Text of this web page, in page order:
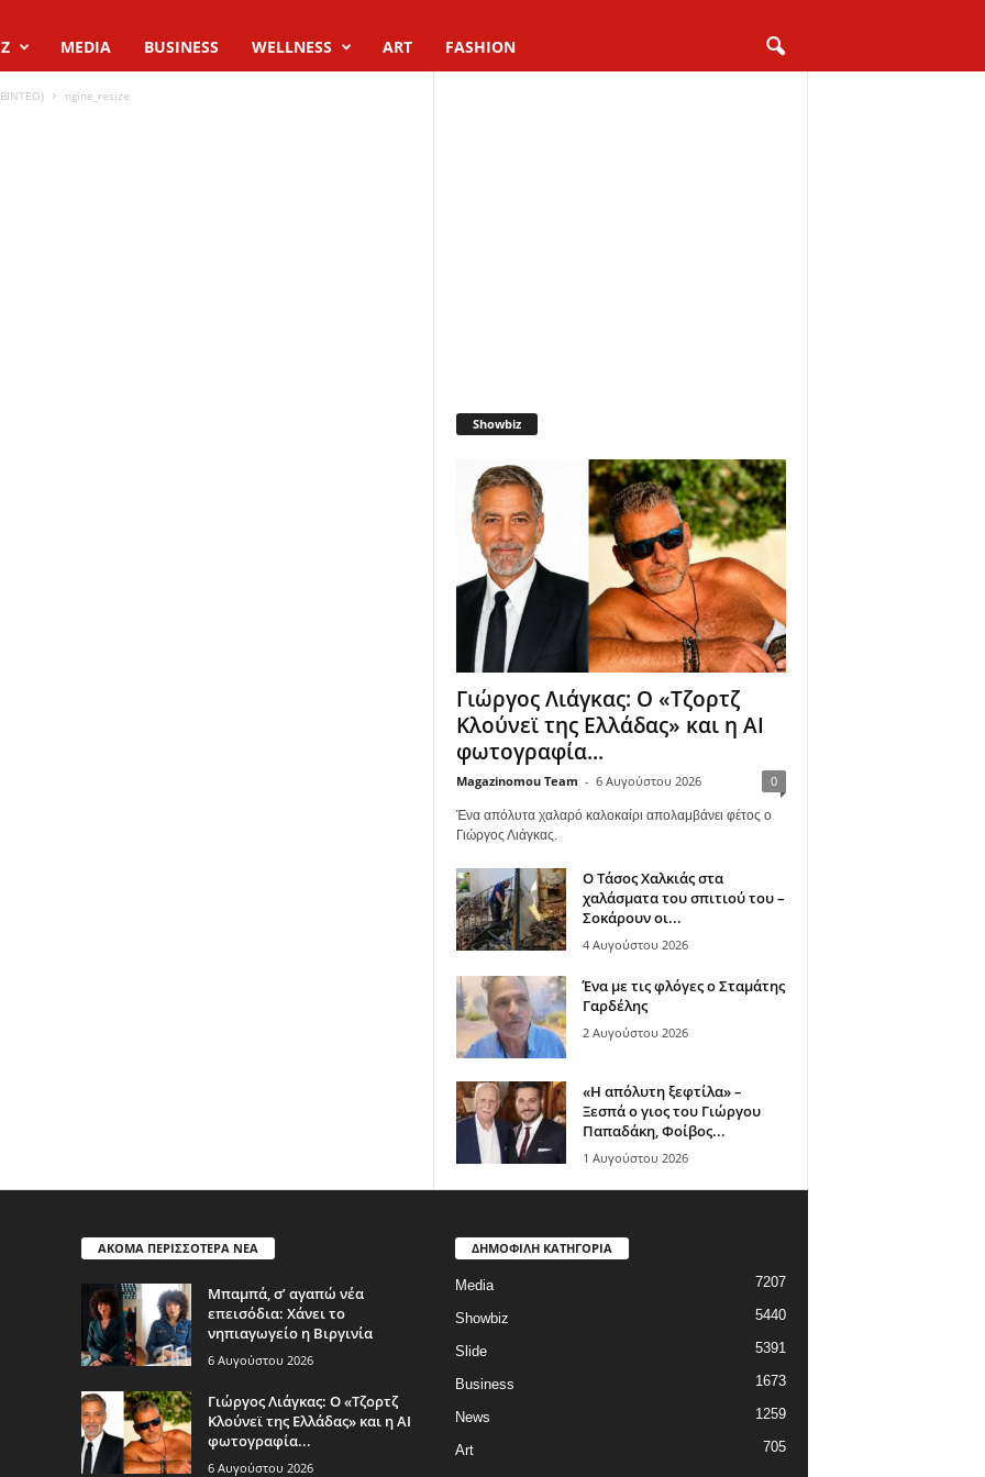
MEDIA BUSINESS WELLNESS ART FASHION
ngine_resize
Showbiz
Γιώργος Λιάγκας: Ο «Τζορτζ
Κλούνεϊ της Ελλάδας» και η AI
φωτογραφία...
Magazinomou Team - 6 Αυγούστου 2026 0
Ένα απόλυτα χαλαρό καλοκαίρι απολαμβάνει φέτος ο
Γιώργος Λιάγκας.
Ο Τάσος Χαλκιάς στα
χαλάσματα του σπιτιού του –
Σοκάρουν οι...
4 Αυγούστου 2026
Ένα με τις φλόγες ο Σταμάτης
Γαρδέλης
2 Αυγούστου 2026
«Η απόλυτη ξεφτίλα» –
Ξεσπά ο γιος του Γιώργου
Παπαδάκη, Φοίβος...
1 Αυγούστου 2026
ΑΚΟΜΑ ΠΕΡΙΣΣΟΤΕΡΑ ΝΕΑ
Μπαμπά, σ’ αγαπώ νέα
επεισόδια: Χάνει το
νηπιαγωγείο η Βιργινία
6 Αυγούστου 2026
Γιώργος Λιάγκας: Ο «Τζορτζ
Κλούνεϊ της Ελλάδας» και η AI
φωτογραφία...
6 Αυγούστου 2026
ΔΗΜΟΦΙΛΗ ΚΑΤΗΓΟΡΙΑ
Media 7207
Showbiz 5440
Slide 5391
Business 1673
News 1259
Art 705